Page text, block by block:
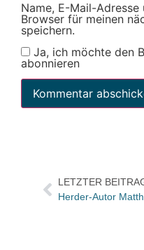
Name, E-Mail-
Browser für meinen
speichern.
Ja, ich möchte den
abonnieren
LETZTER